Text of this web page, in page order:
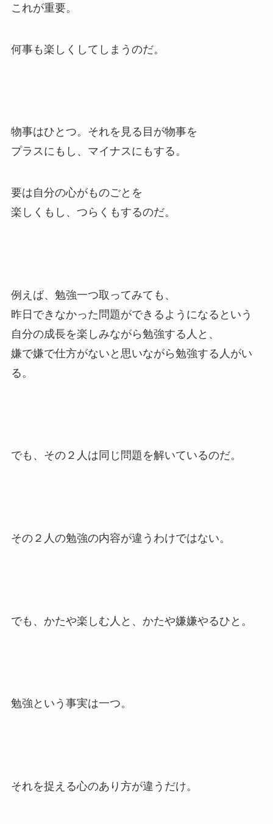
これが重要。
何事も楽しくしてしまうのだ。
物事はひとつ。それを見る目が物事を
プラスにもし、マイナスにもする。
要は自分の心がものごとを
楽しくもし、つらくもするのだ。
例えば、勉強一つ取ってみても、
昨日できなかった問題ができるようになるという
自分の成長を楽しみながら勉強する人と、
嫌で嫌で仕方がないと思いながら勉強する人がい
る。
でも、その２人は同じ問題を解いているのだ。
その２人の勉強の内容が違うわけではない。
でも、かたや楽しむ人と、かたや嫌嫌やるひと。
勉強という事実は一つ。
それを捉える心のあり方が違うだけ。